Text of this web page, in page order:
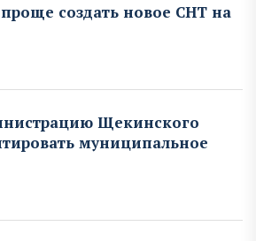
создать новое СНТ на
Щекинского
муниципальное